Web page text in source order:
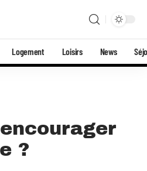
Logement Loisirs News
?